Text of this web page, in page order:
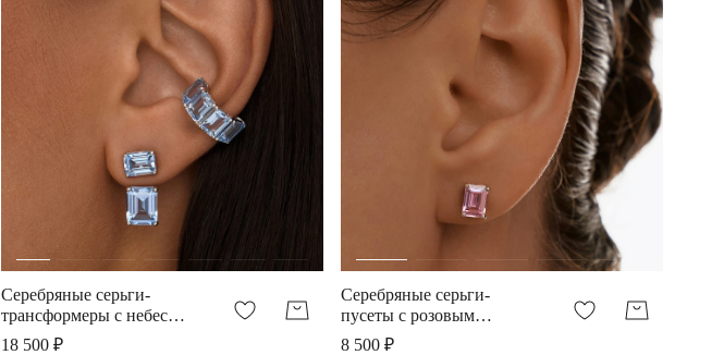
Серебряные серьги-
трансформеры с небесно-
голубой шпинелью
18 500 ₽
Серебряные серьги-
пусеты с розовым
фианитом
8 500 ₽